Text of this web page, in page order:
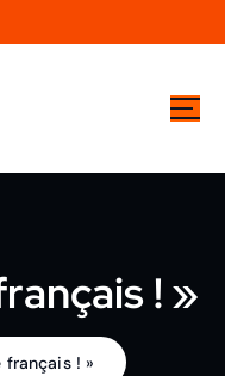
! »
français ! »